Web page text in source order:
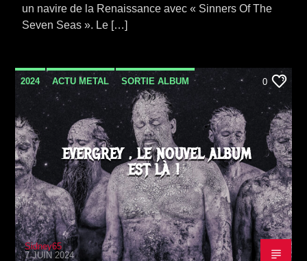
un navire de la Renaissance avec « Sinners Of The
Seven Seas ». Le […]
2024 ACTU METAL SORTIE ALBUM 0
EVERGREY , LE NOUVEL ALBUM
EST LÀ !
Sidney65
7 JUIN 2024